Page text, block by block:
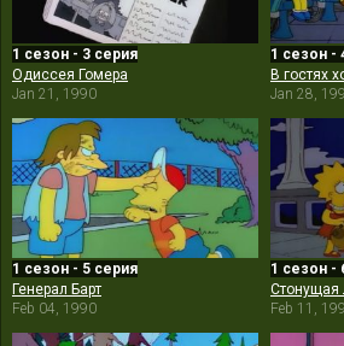
1 сезон - 3 серия
Одиссея Гомера
Jan 21, 1990
1 сезон -
В гостях
Jan 28,
1 сезон - 5 серия
Генерал Барт
Feb 04, 1990
1 сезон -
Стонущая
Feb 11,